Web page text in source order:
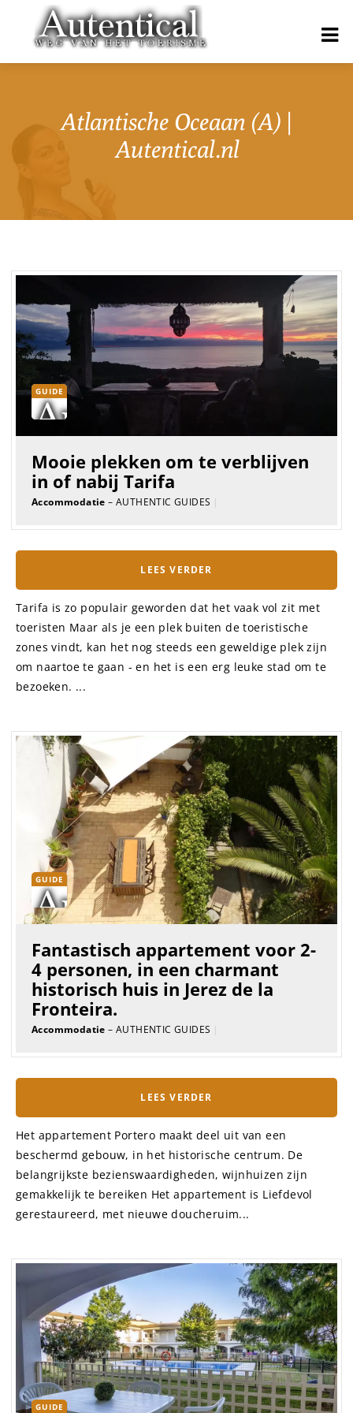
Atlantische Oceaan (A) |
Autentical.nl
GUIDE
Mooie plekken om te verblijven
in of nabij Tarifa
Accommodatie – AUTHENTIC GUIDES |
LEES VERDER
Tarifa is zo populair geworden dat het vaak vol zit met
toeristen Maar als je een plek buiten de toeristische
zones vindt, kan het nog steeds een geweldige plek zijn
om naartoe te gaan - en het is een erg leuke stad om te
bezoeken. ...
GUIDE
Fantastisch appartement voor 2-
4 personen, in een charmant
historisch huis in Jerez de la
Fronteira.
Accommodatie – AUTHENTIC GUIDES |
LEES VERDER
Het appartement Portero maakt deel uit van een
beschermd gebouw, in het historische centrum. De
belangrijkste bezienswaardigheden, wijnhuizen zijn
gemakkelijk te bereiken Het appartement is Liefdevol
gerestaureerd, met nieuwe doucheruim...
GUIDE